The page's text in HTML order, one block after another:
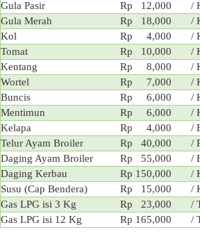
Gula Pasir
Rp 12,000
/
Gula Merah
Rp 18,000
/
Kol
Rp 4,000
/
Tomat
Rp 10,000
/
Kentang
Rp 8,000
/
Wortel
Rp 7,000
/
Buncis
Rp 6,000
/
Mentimun
Rp 6,000
/
Kelapa
Rp 4,000
/
Telur Ayam Broiler
Rp 40,000
/
Daging Ayam Broiler
Rp 55,000
/
Daging Kerbau
Rp 150,000
/
Susu (Cap Bendera)
Rp 15,000
/
Gas LPG isi 3 Kg
Rp 23,000
/
Gas LPG isi 12 Kg
Rp 165,000 /